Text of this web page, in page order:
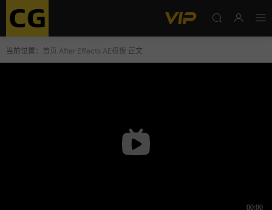
当前位置： 首页 After Effects AE模板 正文